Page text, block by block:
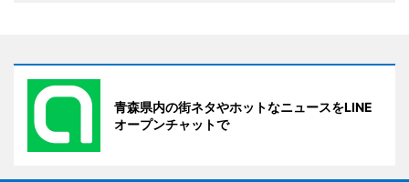
青森県内の街ネタやホットなニュースをLINE
オープンチャットで